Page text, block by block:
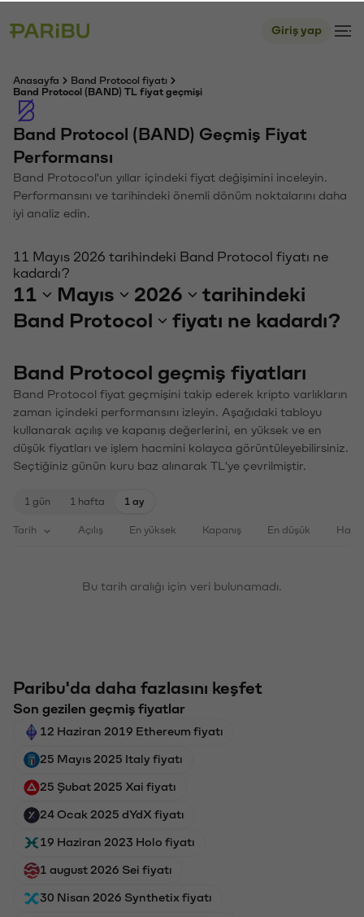
Giriş yap
Anasayfa
Band Protocol fiyatı
Band Protocol (BAND) TL fiyat geçmişi
Band Protocol (BAND) Geçmiş Fiyat
Performansı
Band Protocol'un yıllar içindeki fiyat değişimini inceleyin.
Performansını ve tarihindeki önemli dönüm noktalarını daha
iyi analiz edin.
11 Mayıs 2026 tarihindeki Band Protocol fiyatı ne
kadardı?
11 Mayıs 2026
tarihindeki
Band Protocol
fiyatı ne kadardı?
Band Protocol geçmiş fiyatları
Band Protocol fiyat geçmişini takip ederek kripto varlıkların
zaman içindeki performansını izleyin. Aşağıdaki tabloyu
kullanarak açılış ve kapanış değerlerini, en yüksek ve en
düşük fiyatları ve işlem hacmini kolayca görüntüleyebilirsiniz.
Seçtiğiniz günün kuru baz alınarak TL'ye çevrilmiştir.
1 gün 1 hafta 1 ay
Tarih Açılış En yüksek Kapanış En düşük
Bu tarih aralığı için veri bulunamadı.
Paribu'da daha fazlasını keşfet
Son gezilen geçmiş fiyatlar
12 Haziran 2019 Ethereum fiyatı
25 Mayıs 2025 Italy fiyatı
25 Şubat 2025 Xai fiyatı
24 Ocak 2025 dYdX fiyatı
19 Haziran 2023 Holo fiyatı
1 august 2026 Sei fiyatı
30 Nisan 2026 Synthetix fiyatı